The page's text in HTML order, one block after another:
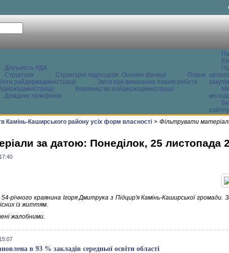
Діяльність РДА
Структура
Структурні підрозділи. Основні функції
Плани
райдержадміністрації
Звіти про виконання планів роботи
Керівництво райдержадміністрації
Довідник телефонів
району
Камінь-Каширського району усіх форм власності > Фільтрувати
за датою: Понеділок, 25 листопада
річного краянина Ігоря Дмитрука з Підцир'я Камінь-Каширської громади.
із життям.
жалобними.
в 93 % закладів середньої освіти області